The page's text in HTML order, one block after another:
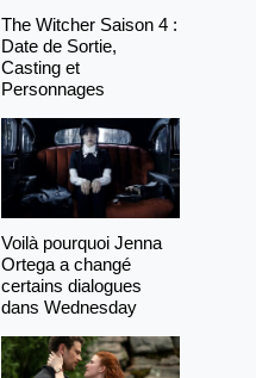
The Witcher Saison 4 :
Date de Sortie,
Casting et
Personnages
Voilà pourquoi Jenna
Ortega a changé
certains dialogues
dans Wednesday